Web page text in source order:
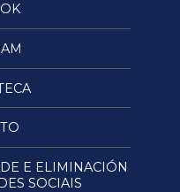
E ELIMINACIÓN
SOCIAIS